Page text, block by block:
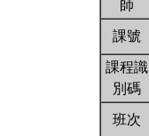
師
課號
課程識
別碼
班次